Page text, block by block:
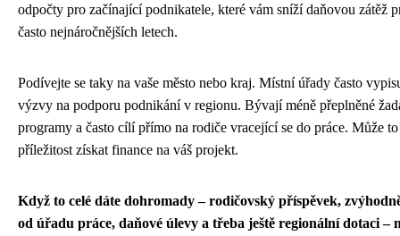
odpočty pro začínající podnikatele, které vám sníží daňovou zátěž
často nejnáročnějších letech.
Podívejte se taky na vaše město nebo kraj. Místní úřady často
výzvy na podporu podnikání v regionu. Bývají méně přeplněné
programy a často cílí přímo na rodiče vracející se do práce. Může
příležitost získat finance na váš projekt.
Když to celé dáte dohromady – rodičovský příspěvek,
od úřadu práce, daňové úlevy a třeba ještě regionální dotaci –